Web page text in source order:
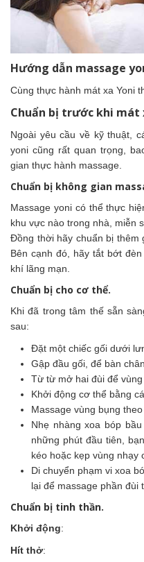
Hướng dẫn massage
Cùng thực hành mát xa Yoni
Chuẩn bị trước khi mát
Ngoài yêu cầu về kỹ thuật,
yoni cũng rất quan trọng,
gian thực hành massage.
Chuẩn bị không gian
Massage yoni có thể thực
khu vực nào trong nhà, miễn
Đồng thời hãy chuẩn bị thêm
Bên cạnh đó, hãy tắt bớt
khí lãng mạn.
Chuẩn bị cho cơ thể.
Khi đã trong tâm thế sẵn
sau:
Đặt một chiếc gối dưới
Gập đầu gối, để bàn
Từ từ mở hai đùi để vùng
Khởi động cơ thể bằng
Massage vùng bụng
Nhẹ nhàng xoa bóp
những phút đầu tiên,
kéo hoặc kẹp vùng nhạy
Di chuyển phạm vi xoa
lại để massage phần đùi
Chuẩn bị tinh thần.
Khởi động:
Hít thở: